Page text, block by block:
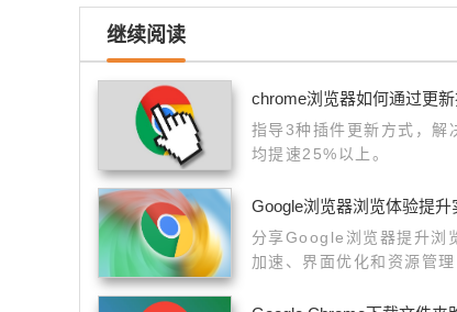
继续阅读
chrome浏览器如何通过更
指导3种插件更新方式，解
均提速25%以上。
Google浏览器浏览体验提升
分享Google浏览器提升浏
加速、界面优化和资源管